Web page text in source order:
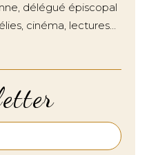
délégué épiscopal
cinéma, lectures…